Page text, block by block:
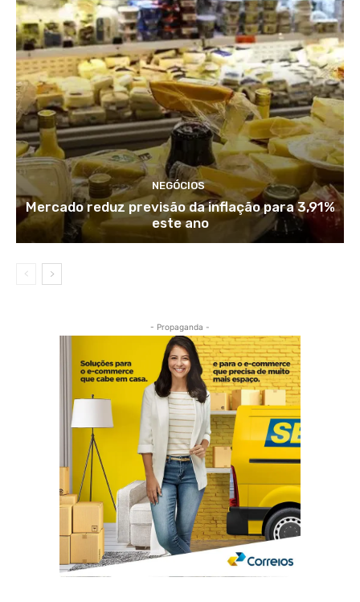
NEGÓCIOS
Mercado reduz previsão da inflação para 3,91%
este ano
- Propaganda -